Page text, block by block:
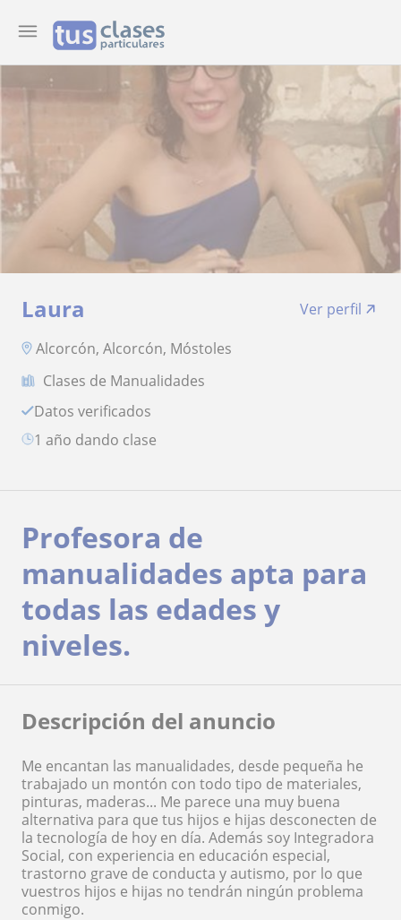
Laura
Ver perfil
Alcorcón, Alcorcón, Móstoles
Clases de Manualidades
Datos verificados
1 año dando clase
Profesora de
manualidades apta para
todas las edades y
niveles.
Descripción del anuncio
Me encantan las manualidades, desde pequeña he
trabajado un montón con todo tipo de materiales,
pinturas, maderas... Me parece una muy buena
alternativa para que tus hijos e hijas desconecten de
la tecnología de hoy en día. Además soy Integradora
Social, con experiencia en educación especial,
trastorno grave de conducta y autismo, por lo que
vuestros hijos e hijas no tendrán ningún problema
conmigo.